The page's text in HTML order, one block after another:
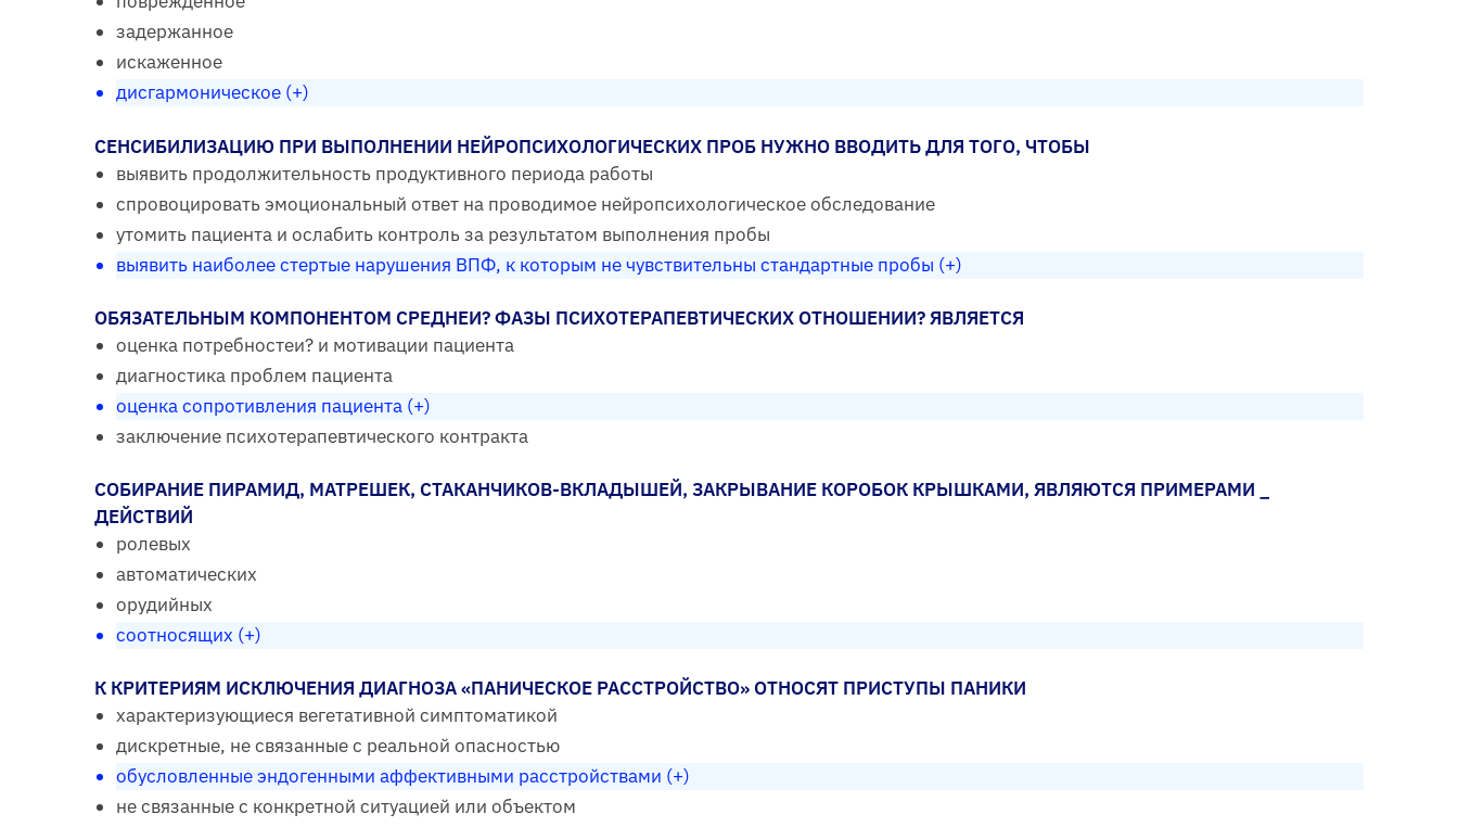
задержанное
искаженное
дисгармоническое (+)
СЕНСИБИЛИЗАЦИЮ ПРИ ВЫПОЛНЕНИИ НЕЙРОПСИХОЛОГИЧЕСКИХ ПРОБ НУЖНО ВВОДИТЬ ДЛЯ ТОГО, ЧТОБЫ
выявить продолжительность продуктивного периода работы
спровоцировать эмоциональный ответ на проводимое нейропсихологическое обследование
утомить пациента и ослабить контроль за результатом выполнения пробы
выявить наиболее стертые нарушения ВПФ, к которым не чувствительны стандартные пробы (+)
ОБЯЗАТЕЛЬНЫМ КОМПОНЕНТОМ СРЕДНЕИ? ФАЗЫ ПСИХОТЕРАПЕВТИЧЕСКИХ ОТНОШЕНИИ? ЯВЛЯЕТСЯ
оценка потребностеи? и мотивации пациента
диагностика проблем пациента
оценка сопротивления пациента (+)
заключение психотерапевтического контракта
СОБИРАНИЕ ПИРАМИД, МАТРЕШЕК, СТАКАНЧИКОВ-ВКЛАДЫШЕЙ, ЗАКРЫВАНИЕ КОРОБОК КРЫШКАМИ, ЯВЛЯЮТСЯ ПРИМЕРАМИ _
ДЕЙСТВИЙ
ролевых
автоматических
орудийных
соотносящих (+)
К КРИТЕРИЯМ ИСКЛЮЧЕНИЯ ДИАГНОЗА «ПАНИЧЕСКОЕ РАССТРОЙСТВО» ОТНОСЯТ ПРИСТУПЫ ПАНИКИ
характеризующиеся вегетативной симптоматикой
дискретные, не связанные с реальной опасностью
обусловленные эндогенными аффективными расстройствами (+)
не связанные с конкретной ситуацией или объектом